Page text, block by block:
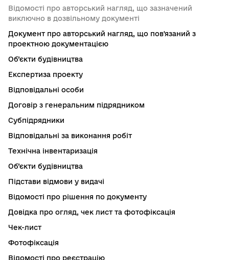
Відомості про авторський нагляд, що зазначений
виключно в дозвільному документі
Документ про авторський нагляд, що пов'язаний з
проектною документацією
Об’єкти будівництва
Експертиза проекту
Відповідальні особи
Договір з генеральним підрядником
Субпідрядники
Відповідальні за виконання робіт
Технічна інвентаризація
Об’єкти будівництва
Підстави відмови у видачі
Відомості про рішення по документу
Довідка про огляд, чек лист та фотофіксація
Чек-лист
Фотофіксація
Відомості про реєстрацію